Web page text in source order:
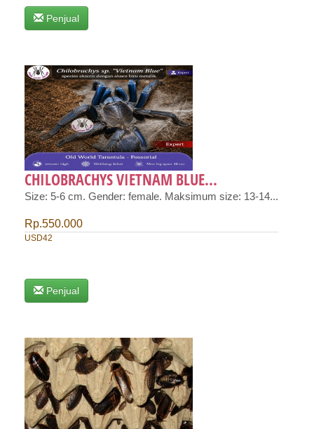
Penjual
CHILOBRACHYS VIETNAM BLUE...
Size: 5-6 cm. Gender: female. Maksimum size: 13-14...
Rp.550.000
USD42
Penjual